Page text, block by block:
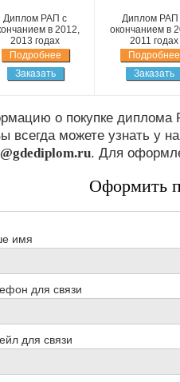
Диплом РАП с
в 2012,
2013 годах
Подробнее
Заказать
Диплом РАП
окончанием в
2011 годах
Подробнее
Заказать
о покупке
всегда можете узнать у
. Для
Оформить
имя
для связи
для связи